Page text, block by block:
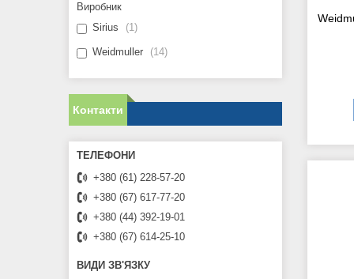
Виробник
Sirius
1
Weidmuller 14
Контакти
+380 (61) 228-57-20
+380 (67) 617-77-20
+380 (44) 392-19-01
+380 (67) 614-25-10